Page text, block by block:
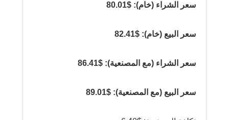
سعر الشراء (خام): $80.01
سعر البيع (خام): $82.41
سعر الشراء (مع المصنعية): $86.41
سعر البيع (مع المصنعية): $89.01